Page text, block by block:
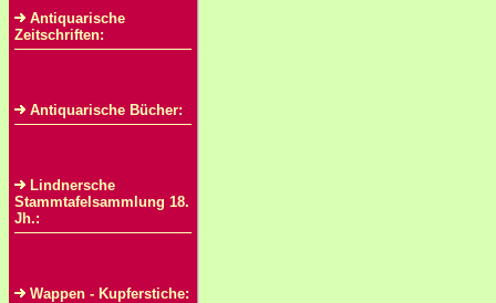
Antiquarische
Zeitschriften:
Antiquarische Bücher:
Lindnersche
Stammtafelsammlung 18.
Jh.:
Wappen - Kupferstiche: